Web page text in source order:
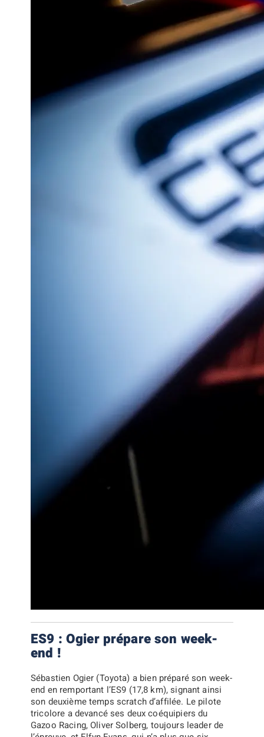
ES9 : Ogier prépare son week-
end !
Sébastien Ogier (Toyota) a bien préparé son week-
end en remportant l’ES9 (17,8 km), signant ainsi
son deuxième temps scratch d’affilée. Le pilote
tricolore a devancé ses deux coéquipiers du
Gazoo Racing,Oliver Solberg, toujours leader de